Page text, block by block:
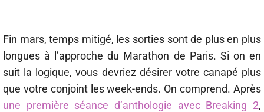
Fin mars, temps mitigé, les sorties sont de plus en plus
longues à l’approche du Marathon de Paris. Si on en
suit la logique, vous devriez désirer votre canapé plus
que votre conjoint les week-ends. On comprend. Après
une première séance d’anthologie avec Breaking 2,